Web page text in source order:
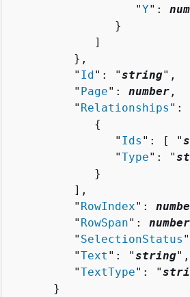
                  "
Y":
               }
            ]
         },
         "
Id": "string",
         "
Page": number ,
         "
Relationships ":
{
               "
Ids ": [ "
               "
Type": "
            }
         ],
         "
RowIndex":
         "
RowSpan": number
         "
SelectionStatus
         "
Text ": "string",
         "
TextType": "
      }